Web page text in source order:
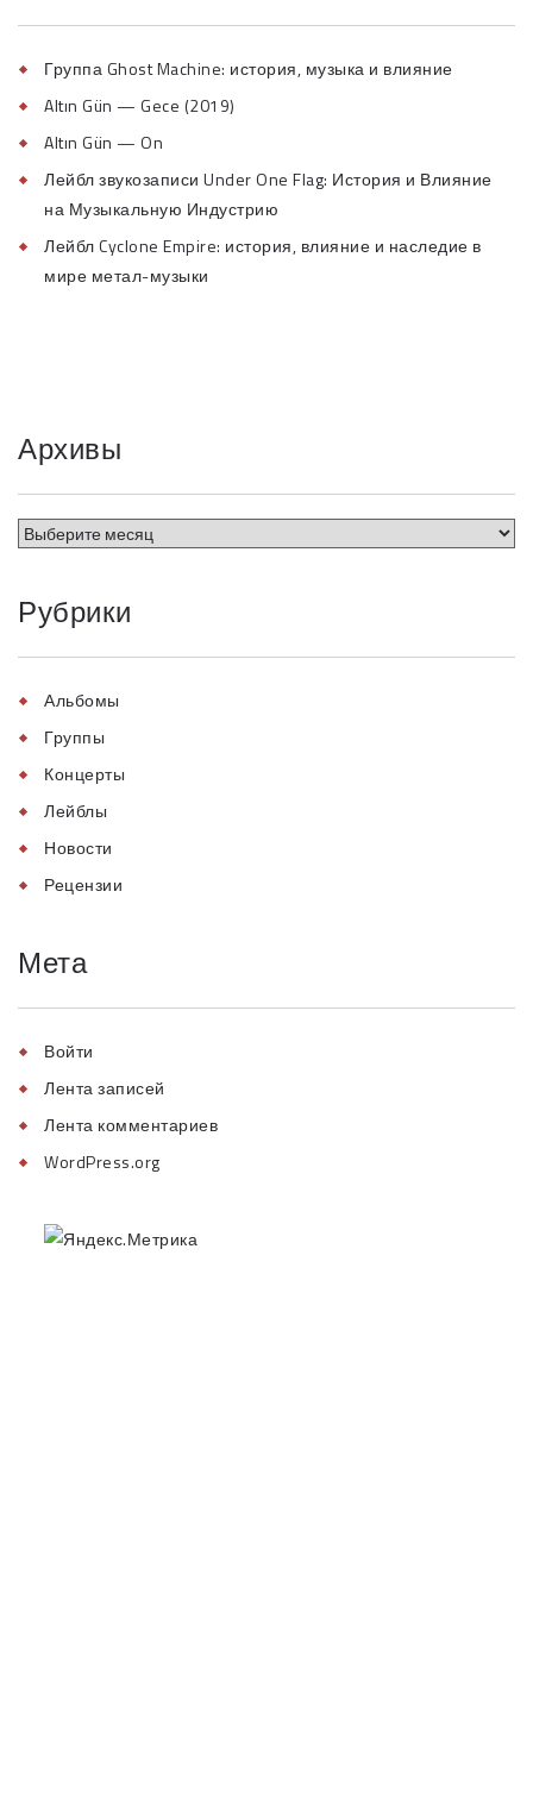
Группа Ghost Machine: история, музыка и влияние
Altın Gün — Gece (2019)
Altın Gün — On
Лейбл звукозаписи Under One Flag: История и Влияние
на Музыкальную Индустрию
Лейбл Cyclone Empire: история, влияние и наследие в
мире метал-музыки
Архивы
Рубрики
Альбомы
Группы
Концерты
Лейблы
Новости
Рецензии
Мета
Войти
Лента записей
Лента комментариев
WordPress.org